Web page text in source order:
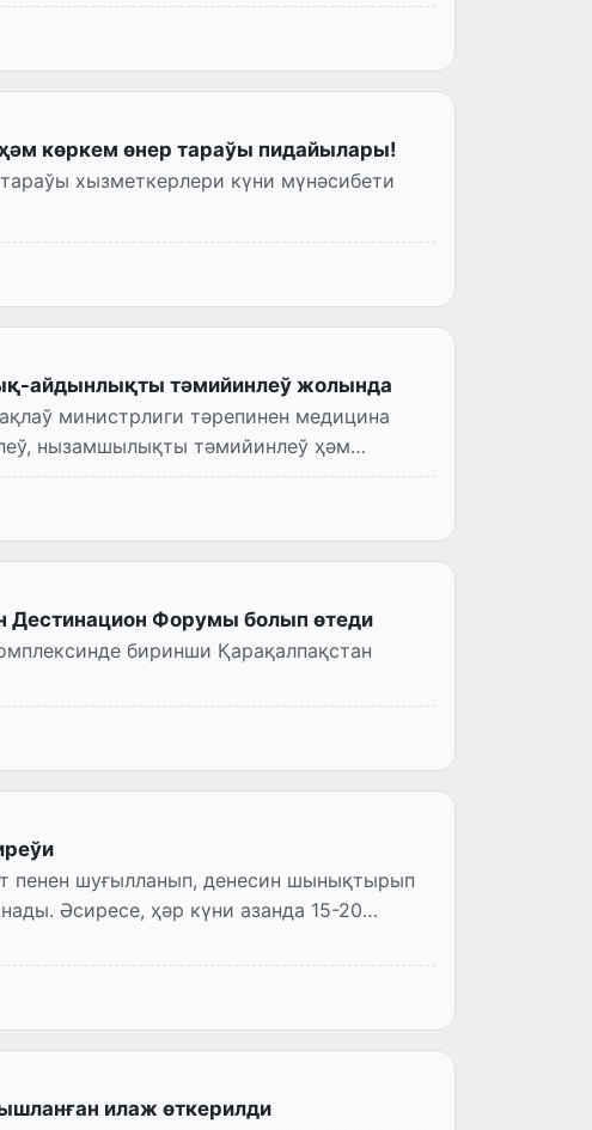
көркем өнер тараўы пидайылары!
хызметкерлери күни мүнәсибети
айдынлықты тәмийинлеў жолында
министрлиги тәрепинен медицина
нызамшылықты тәмийинлеў ҳәм
Дестинацион Форумы болып өтеди
биринши Қарақалпақстан
пенен шуғылланып, денесин шынықтырып
Әсиресе, ҳәр күни азанда 15-20
илаж өткерилди